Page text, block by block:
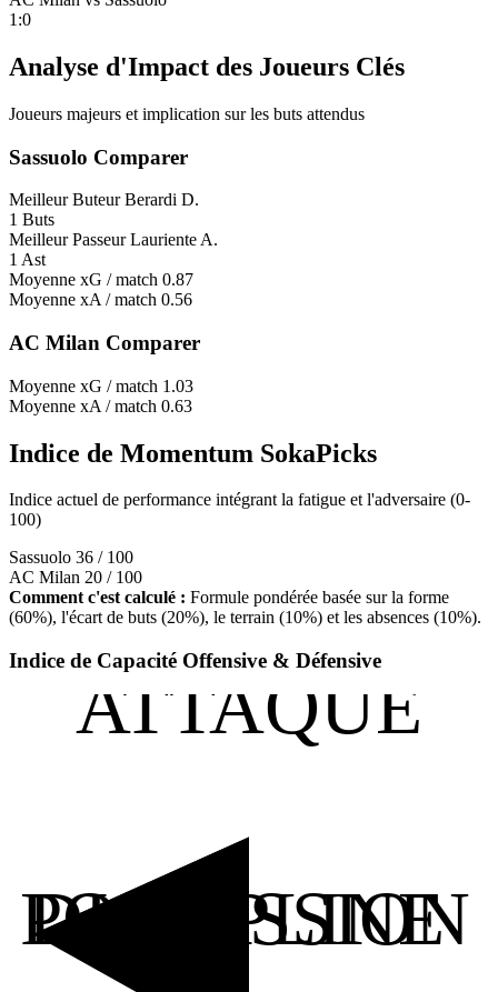
1:0
Analyse d'Impact des Joueurs Clés
Joueurs majeurs et implication sur les buts attendus
Sassuolo Comparer
Meilleur Buteur Berardi D.
1 Buts
Meilleur Passeur Lauriente A.
1 Ast
Moyenne xG / match 0.87
Moyenne xA / match 0.56
AC Milan Comparer
Moyenne xG / match 1.03
Moyenne xA / match 0.63
Indice de Momentum SokaPicks
Indice actuel de performance intégrant la fatigue et l'adversaire (0-
100)
Sassuolo 36 / 100
AC Milan 20 / 100
Comment c'est calculé : Formule pondérée basée sur la forme
(60%), l'écart de buts (20%), le terrain (10%) et les absences (10%).
Indice de Capacité Offensive & Défensive
ATTAQUE
POSSESSION
DISCIPLINE